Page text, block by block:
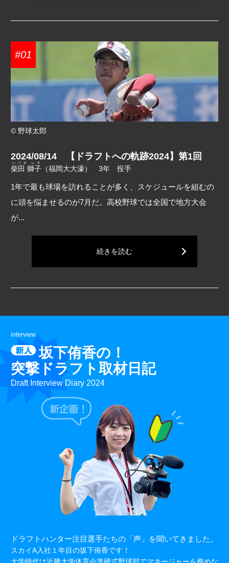
#01
© 野球太郎
2024/08/14 【ドラフトへの軌跡2024】第1回
柴田 獅子
シバタ レオ
（福岡大大濠） 3年 投手
1年で最も球場を訪れることが多く、スケジュールを組むの
に頭を悩ませるのが7月だ。高校野球では全国で地方大会
が...
続きを読む
interview
坂下侑香の！
突撃ドラフト取材日記
Draft Interview Diary 2024
ドラフトハンター注目選手たちの「声」を聞いてきました。
スカイA入社１年目の坂下侑香です！
大学時代は近畿大学体育会準硬式野球部でマネージャーを務めな